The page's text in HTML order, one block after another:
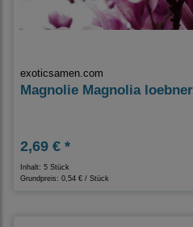
exoticsamen.com
Magnolie Magnolia
2,69 € *
Inhalt: 5 Stück
Grundpreis: 0,54 € / Stück